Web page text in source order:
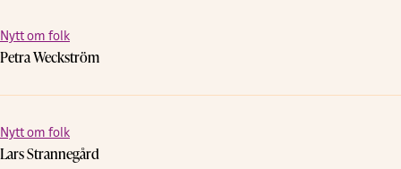
Nytt om folk
Petra Weckström
Nytt om folk
Lars Strannegård